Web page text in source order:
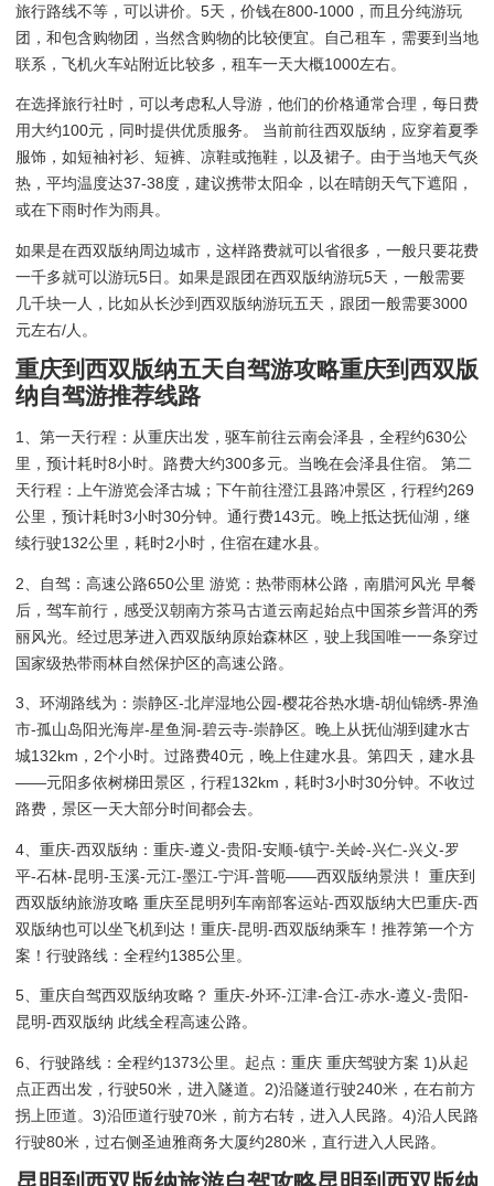
旅行路线不等，可以讲价。5天，价钱在800-1000，而且分纯游玩
团，和包含购物团，当然含购物的比较便宜。自己租车，需要到当地
联系，飞机火车站附近比较多，租车一天大概1000左右。
在选择旅行社时，可以考虑私人导游，他们的价格通常合理，每日费
用大约100元，同时提供优质服务。 当前前往西双版纳，应穿着夏季
服饰，如短袖衬衫、短裤、凉鞋或拖鞋，以及裙子。由于当地天气炎
热，平均温度达37-38度，建议携带太阳伞，以在晴朗天气下遮阳，
或在下雨时作为雨具。
如果是在西双版纳周边城市，这样路费就可以省很多，一般只要花费
一千多就可以游玩5日。如果是跟团在西双版纳游玩5天，一般需要
几千块一人，比如从长沙到西双版纳游玩五天，跟团一般需要3000
元左右/人。
重庆到西双版纳五天自驾游攻略重庆到西双版
纳自驾游推荐线路
1、第一天行程：从重庆出发，驱车前往云南会泽县，全程约630公
里，预计耗时8小时。路费大约300多元。当晚在会泽县住宿。 第二
天行程：上午游览会泽古城；下午前往澄江县路冲景区，行程约269
公里，预计耗时3小时30分钟。通行费143元。晚上抵达抚仙湖，继
续行驶132公里，耗时2小时，住宿在建水县。
2、自驾：高速公路650公里 游览：热带雨林公路，南腊河风光 早餐
后，驾车前行，感受汉朝南方茶马古道云南起始点中国茶乡普洱的秀
丽风光。经过思茅进入西双版纳原始森林区，驶上我国唯一一条穿过
国家级热带雨林自然保护区的高速公路。
3、环湖路线为：崇静区-北岸湿地公园-樱花谷热水塘-胡仙锦绣-界渔
市-孤山岛阳光海岸-星鱼洞-碧云寺-崇静区。晚上从抚仙湖到建水古
城132km，2个小时。过路费40元，晚上住建水县。第四天，建水县
——元阳多依树梯田景区，行程132km，耗时3小时30分钟。不收过
路费，景区一天大部分时间都会去。
4、重庆-西双版纳：重庆-遵义-贵阳-安顺-镇宁-关岭-兴仁-兴义-罗
平-石林-昆明-玉溪-元江-墨江-宁洱-普呃——西双版纳景洪！ 重庆到
西双版纳旅游攻略 重庆至昆明列车南部客运站-西双版纳大巴重庆-西
双版纳也可以坐飞机到达！重庆-昆明-西双版纳乘车！推荐第一个方
案！行驶路线：全程约1385公里。
5、重庆自驾西双版纳攻略？ 重庆-外环-江津-合江-赤水-遵义-贵阳-
昆明-西双版纳 此线全程高速公路。
6、行驶路线：全程约1373公里。起点：重庆 重庆驾驶方案 1)从起
点正西出发，行驶50米，进入隧道。2)沿隧道行驶240米，在右前方
拐上匝道。3)沿匝道行驶70米，前方右转，进入人民路。4)沿人民路
行驶80米，过右侧圣迪雅商务大厦约280米，直行进入人民路。